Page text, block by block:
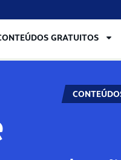
GRATUITOS